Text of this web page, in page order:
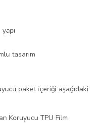
tasarım
paket içeriği aşağıdaki
Koruyucu TPU Film